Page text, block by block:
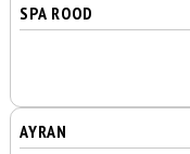
SPA ROOD
AYRAN